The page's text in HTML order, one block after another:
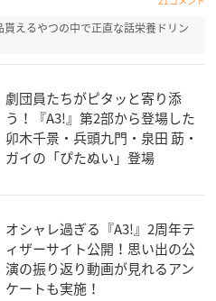
えるやつの中で正直な話栄養ドリン
劇団員たちがピタッと寄り添
う！『A3!』第2部から登場した
卯木千景・兵頭九門・泉田 莇・
ガイの「ぴたぬい」登場
オシャレ過ぎる『A3!』2周年テ
ィザーサイト公開！思い出の公
演の振り返り動画が見れるアン
ケートも実施！